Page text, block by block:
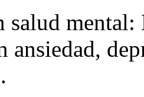
salud mental:
ansiedad,